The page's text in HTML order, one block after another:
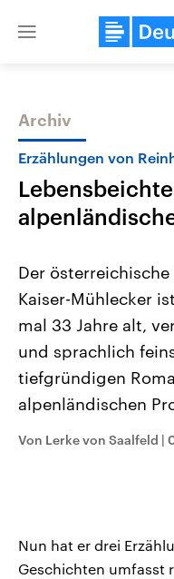
Close
Themen
Landtagswahl Sachsen-
2026
Alle Informationen
Sachsen-Anhalt wählt
September 2026 einen
Landtag. Seit 2021 wird
Bundesland von einer
CDU, SPD und FDP regiert.-
Umfragen, Prognosen,
Wahlprogramme,
und Kandidaten der
Archiv
Erzählungen von
Der
Kaiser-Mühlecker
mal 33 Jahre alt,
und sprachlich
tiefgründigen
alpenländischen
Von Lerke von Saalfeld |
Nun hat er drei
Geschichten umfasst